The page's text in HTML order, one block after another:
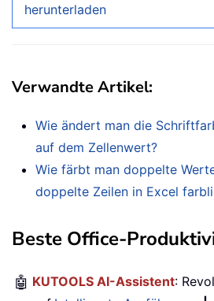
herunterladen
Verwandte Artikel:
Wie ändert man die
auf dem Zellenwert?
Wie färbt man doppelte
doppelte Zeilen in Excel
Beste Office-
🤖 KUTOOLS AI-Assistent: